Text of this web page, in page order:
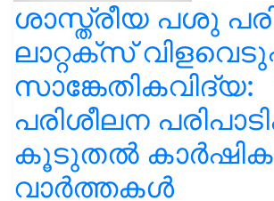
ശാസ്ത്രീയ പശു
ലാറ്റക്സ്
സാങ്കേതികവിദ്യ:
പരിശീലന
കൂടുതൽ കാർഷിക
വാർത്തകൾ